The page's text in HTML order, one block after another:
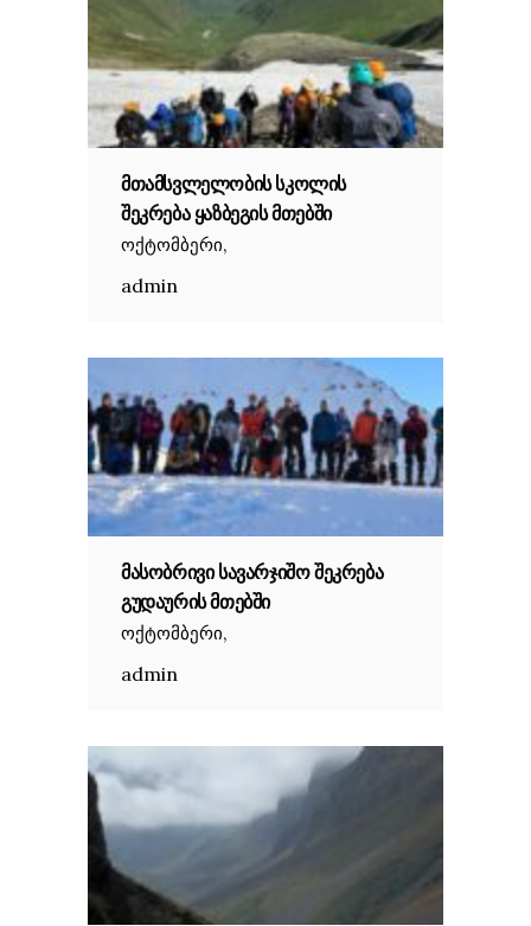
ᲛᲗᲐᲛᲡᲕᲚᲔᲚᲝᲑᲘᲡ ᲡᲙᲝᲚᲘᲡ
ᲨᲔᲙᲠᲔᲑᲐ ᲧᲐᲖᲑᲔᲒᲘᲡ ᲛᲗᲔᲑᲨᲘ
ოქტომბერი,
admin
ᲛᲐᲡᲝᲑᲠᲘᲕᲘ ᲡᲐᲕᲐᲠᲯᲘᲨᲝ ᲨᲔᲙᲠᲔᲑᲐ
ᲒᲣᲓᲐᲣᲠᲘᲡ ᲛᲗᲔᲑᲨᲘ
ოქტომბერი,
admin